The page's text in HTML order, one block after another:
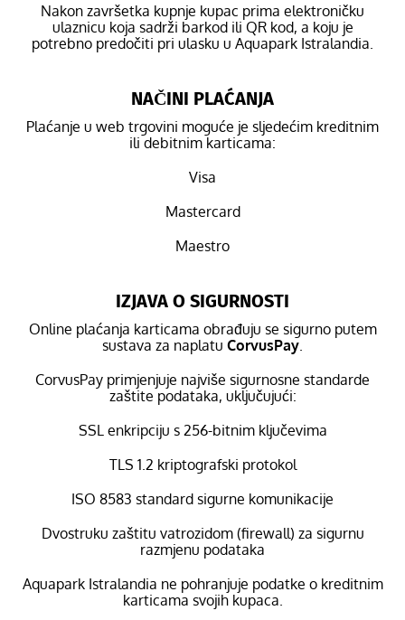
Nakon završetka kupnje kupac prima elektroničku
ulaznicu koja sadrži barkod ili QR kod, a koju je
potrebno predočiti pri ulasku u Aquapark Istralandia.
NAČINI PLAĆANJA
Plaćanje u web trgovini moguće je sljedećim kreditnim
ili debitnim karticama:
Visa
Mastercard
Maestro
IZJAVA O SIGURNOSTI
Online plaćanja karticama obrađuju se sigurno putem
sustava za naplatu CorvusPay
CorvusPay primjenjuje najviše sigurnosne standarde
zaštite podataka, uključujući:
SSL enkripciju s 256-bitnim ključevima
TLS 1.2 kriptografski protokol
ISO 8583 standard sigurne komunikacije
Dvostruku zaštitu vatrozidom (firewall) za sigurnu
razmjenu podataka
Aquapark Istralandia ne pohranjuje podatke o kreditnim
karticama svojih kupaca.